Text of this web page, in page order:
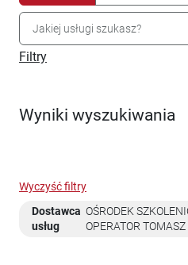
Filtry
Wyniki wyszukiwania
Wyczyść filtry
Dostawca
usług
OŚRODEK
OPERATOR